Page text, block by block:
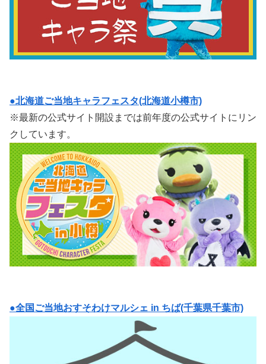
●北海道ご当地キャラフェスタ(北海道小樽市)
※最新の公式サイト開設までは前年度の公式サイトにリン
クしています。
●全国ご当地おすそわけマルシェ in ちば(千葉県千葉市)